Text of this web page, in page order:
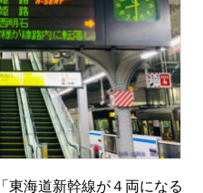
東海道新幹線が４両になる